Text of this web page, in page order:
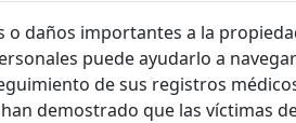
daños importantes a la
puede ayudarlo a
de sus registros
demostrado que las víctimas